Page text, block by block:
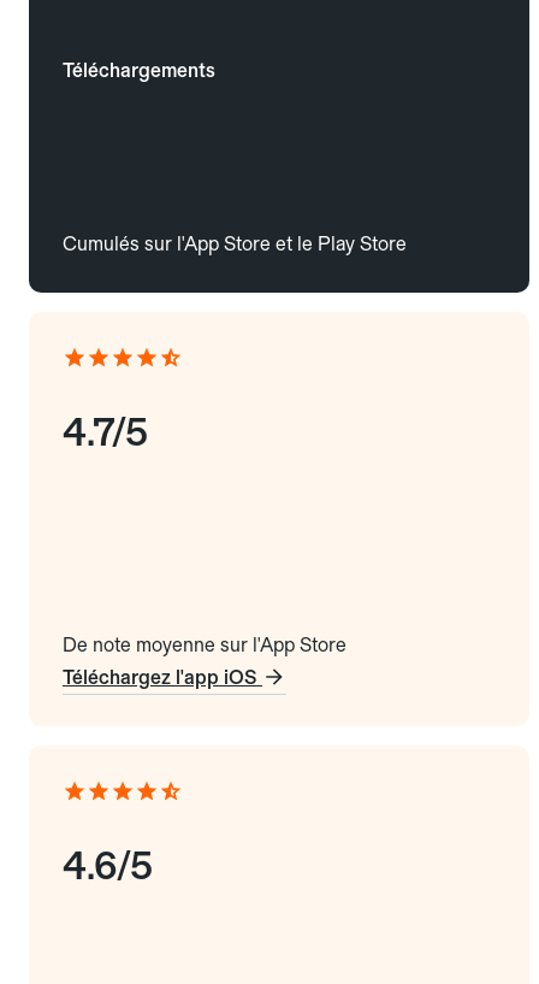
Téléchargements
Cumulés sur l'App Store et le Play Store
4.7/5
De note moyenne sur l'App Store
Téléchargez l'app iOS
4.6/5